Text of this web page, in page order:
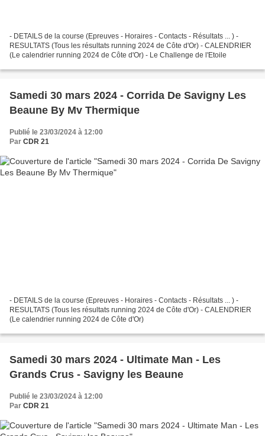
- DETAILS de la course (Epreuves - Horaires - Contacts - Résultats ... ) -
RESULTATS (Tous les résultats running 2024 de Côte d'Or) - CALENDRIER
(Le calendrier running 2024 de Côte d'Or) - Le Challenge de l'Etoile
Samedi 30 mars 2024 - Corrida De Savigny Les
Beaune By Mv Thermique
Publié le 23/03/2024 à 12:00
Par CDR 21
- DETAILS de la course (Epreuves - Horaires - Contacts - Résultats ... ) -
RESULTATS (Tous les résultats running 2024 de Côte d'Or) - CALENDRIER
(Le calendrier running 2024 de Côte d'Or)
Samedi 30 mars 2024 - Ultimate Man - Les
Grands Crus - Savigny les Beaune
Publié le 23/03/2024 à 12:00
Par CDR 21